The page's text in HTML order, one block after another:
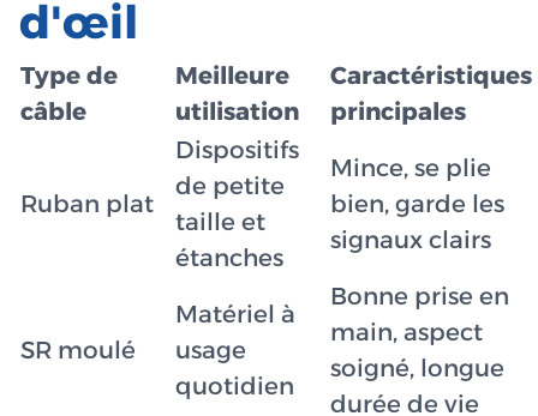
d'œil
Type de
câble
Meilleure
utilisation
Caractéristiques
principales
Ruban plat
Dispositifs
de petite
taille et
étanches
Mince, se plie
bien, garde les
signaux clairs
SR moulé
Matériel à
usage
quotidien
Bonne prise en
main, aspect
soigné, longue
durée de vie